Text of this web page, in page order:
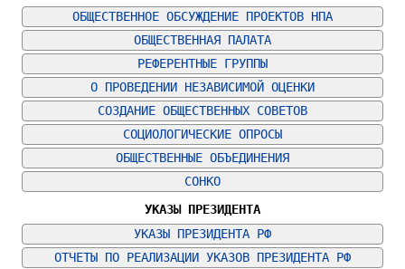
ОБЩЕСТВЕННОЕ ОБСУЖДЕНИЕ ПРОЕКТОВ НПА
ОБЩЕСТВЕННАЯ ПАЛАТА
РЕФЕРЕНТНЫЕ ГРУППЫ
О ПРОВЕДЕНИИ НЕЗАВИСИМОЙ ОЦЕНКИ
СОЗДАНИЕ ОБЩЕСТВЕННЫХ СОВЕТОВ
СОЦИОЛОГИЧЕСКИЕ ОПРОСЫ
ОБЩЕСТВЕННЫЕ ОБЪЕДИНЕНИЯ
СОНКО
УКАЗЫ ПРЕЗИДЕНТА
УКАЗЫ ПРЕЗИДЕНТА РФ
ОТЧЕТЫ ПО РЕАЛИЗАЦИИ УКАЗОВ ПРЕЗИДЕНТА РФ